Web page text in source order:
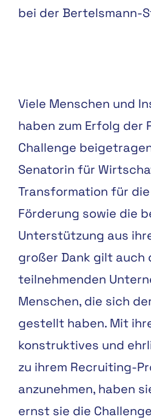
bei der Bertelsmann-
Viele Menschen und
haben zum Erfolg der
Challenge
Senatorin für
Transformation für
Förderung sowie die
Unterstützung aus
großer Dank gilt auch
teilnehmenden
Menschen, die sich
gestellt haben. Mit
konstruktives und
zu ihrem Recruiting-
anzunehmen, haben
ernst sie die